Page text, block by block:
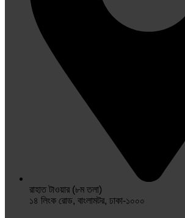
রাহাত টাওয়ার (৮ম তলা)
১৪ লিংক রোড, বাংলামটর, ঢাকা-১০০০